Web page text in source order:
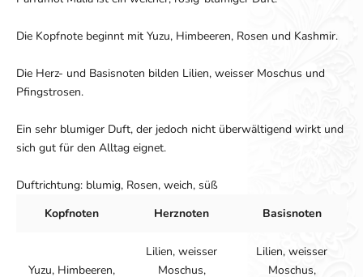
Die Kopfnote beginnt mit Yuzu, Himbeeren, Rosen und Kashmir.
Die Herz- und Basisnoten bilden Lilien, weisser Moschus und
Pfingstrosen.
Ein sehr blumiger Duft, der jedoch nicht überwältigend wirkt und
sich gut für den Alltag eignet.
Duftrichtung: blumig, Rosen, weich, süß
Kopfnoten
Herznoten Basisnoten
Yuzu, Himbeeren,
Lilien, weisser
Moschus,
Lilien, weisser
Moschus,